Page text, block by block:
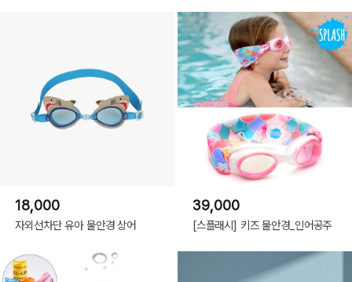
18,000
자외선차단 유아 물안경 상어
39,000
[스플래시] 키즈 물안경_인어공주